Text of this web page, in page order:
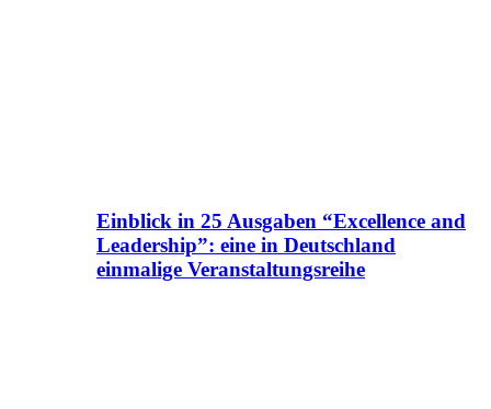
Einblick in 25 Ausgaben “Excellence and
Leadership”: eine in Deutschland
einmalige Veranstaltungsreihe